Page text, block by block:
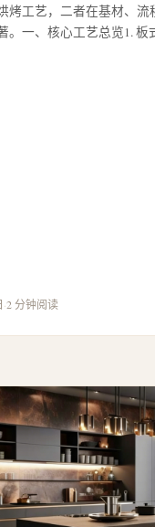
烤工艺，二者在基材、流
。一、核心工艺总览1.
·2 分钟阅读